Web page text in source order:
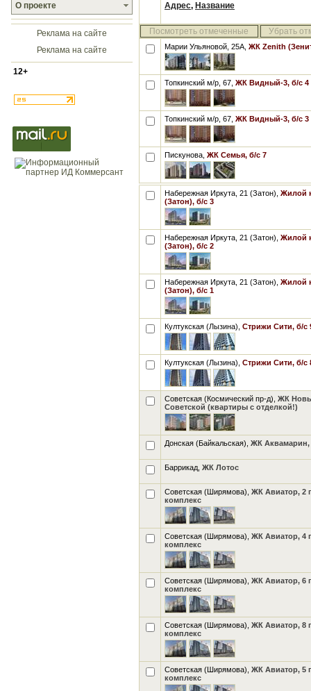
О проекте
Реклама на сайте
Реклама на сайте
12+
Адрес, Название
Посмотреть отмеченные Убрать
Марии Ульяновой, 25А, ЖК Zenith
Топкинский м/р, 67, ЖК Видный-3, б/с 4
Топкинский м/р, 67, ЖК Видный-3, б/с 3
Пискунова, ЖК Семья, б/с 7
Набережная Иркута, 21 (Затон), Жилой
(Затон), б/с 3
Набережная Иркута, 21 (Затон), Жилой
(Затон), б/с 2
Набережная Иркута, 21 (Затон), Жилой
(Затон), б/с 1
Култукская (Лызина), Стрижи Сити, б/с
Култукская (Лызина), Стрижи Сити, б/с
Советская (Космический пр-д), ЖК
Советской (квартиры с отделкой!)
Донская (Байкальская), ЖК Аквамарин,
Баррикад, ЖК Лотос
Советская (Ширямова), ЖК Авиатор, 2
комплекс
Советская (Ширямова), ЖК Авиатор, 4
комплекс
Советская (Ширямова), ЖК Авиатор, 6
комплекс
Советская (Ширямова), ЖК Авиатор, 8
комплекс
Советская (Ширямова), ЖК Авиатор, 5
комплекс